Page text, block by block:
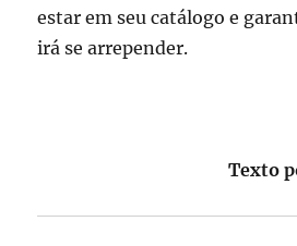
estar em seu catálogo e
irá se arrepender.
Texto